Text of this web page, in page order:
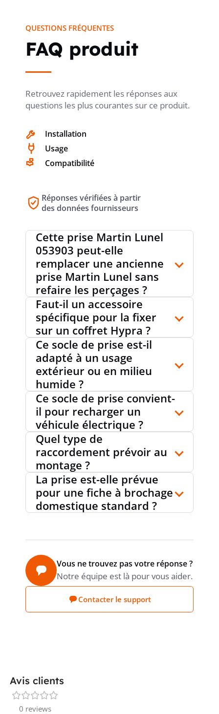
QUESTIONS FRÉQUENTES
FAQ produit
Retrouvez rapidement les réponses aux
questions les plus courantes sur ce produit.
Installation
Usage
Compatibilité
Réponses vérifiées à partir
des données fournisseurs
Cette prise Martin Lunel
053903 peut-elle
remplacer une ancienne
prise Martin Lunel sans
refaire les perçages ?
Faut-il un accessoire
spécifique pour la fixer
sur un coffret Hypra ?
Ce socle de prise est-il
adapté à un usage
extérieur ou en milieu
humide ?
Ce socle de prise convient-
il pour recharger un
véhicule électrique ?
Quel type de
raccordement prévoir au
montage ?
La prise est-elle prévue
pour une fiche à brochage
domestique standard ?
Vous ne trouvez pas votre réponse ?
Notre équipe est là pour vous aider.
Contacter le support
Avis clients
0 reviews